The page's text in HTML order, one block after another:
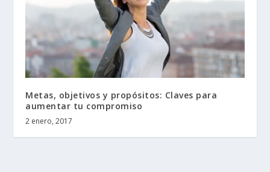
Metas, objetivos y propósitos: Claves para
aumentar tu compromiso
2 enero, 2017